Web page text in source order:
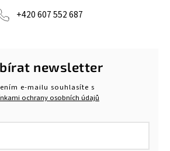
+420 607 552 687
newsletter
e-mailu souhlasíte s
ochrany osobních údajů